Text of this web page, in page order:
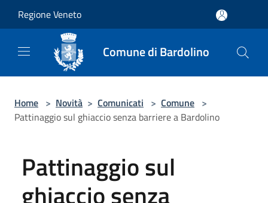
Regione Veneto
Comune di Bardolino
Home > Novità > Comunicati > Comune >
Pattinaggio sul ghiaccio senza barriere a Bardolino
Pattinaggio sul
ghiaccio senza